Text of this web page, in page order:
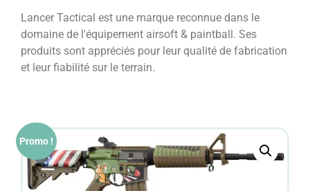
Lancer Tactical est une marque reconnue dans le
domaine de l'équipement airsoft & paintball. Ses
produits sont appréciés pour leur qualité de fabrication
et leur fiabilité sur le terrain.
Promo !